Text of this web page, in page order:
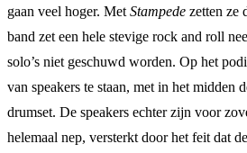
gaan veel hoger. Met Stampede zetten ze
band zet een hele stevige rock and roll
solo’s niet geschuwd worden. Op het
van speakers te staan, met in het midden
drumset. De speakers echter zijn voor
helemaal nep, versterkt door het feit dat